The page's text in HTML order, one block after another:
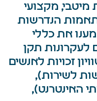
מקצועי
הנדרשות
את כללי
לעקרונות תקן
זכויות לאנשים
לשירות),